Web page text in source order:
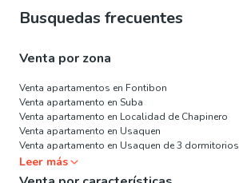
Busquedas frecuentes
Venta por zona
Venta apartamentos en Fontibon
Venta apartamento en Suba
Venta apartamento en Localidad de Chapinero
Venta apartamento en Usaquen
Venta apartamento en Usaquen de 3 dormitorios
Leer más